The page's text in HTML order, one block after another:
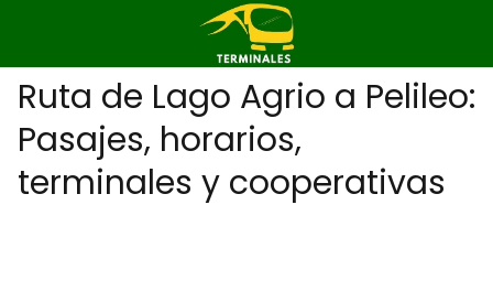
Ruta de Lago Agrio a Pelileo:
Pasajes, horarios,
terminales y cooperativas